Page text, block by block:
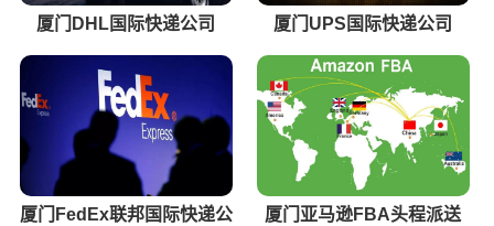
厦门DHL国际快递公司 厦门UPS国际快递公司
厦门FedEx联邦国际快递公
厦门亚马逊FBA头程派送